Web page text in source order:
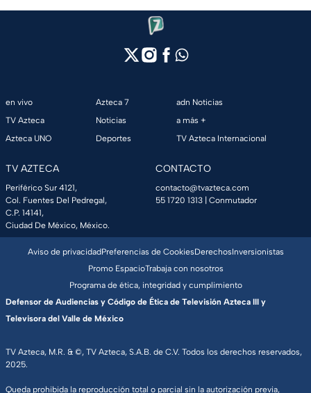
en vivo
TV Azteca
Azteca UNO
Azteca 7
Noticias
Deportes
adn Noticias
a más +
TV Azteca Internacional
TV AZTECA
Periférico Sur 4121,
Col. Fuentes Del Pedregal,
C.P. 14141,
Ciudad De México, México.
CONTACTO
contacto@tvazteca.com
55 1720 1313 | Conmutador
TV Azteca, M.R. & ©, TV Azteca, S.A.B. de C.V. Todos los derechos reservados,
2025.
Queda prohibida la reproducción total o parcial sin la autorización previa,
Aviso de privacidadPreferencias de CookiesDerechosInversionistas
Promo EspacioTrabaja con nosotros
Programa de ética, integridad y cumplimiento
Defensor de Audiencias y Código de Ética de Televisión Azteca III y
Televisora del Valle de México